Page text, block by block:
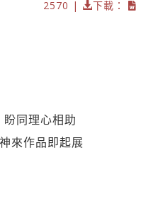
2570 |
下載：
同理心相助
來作品即起展